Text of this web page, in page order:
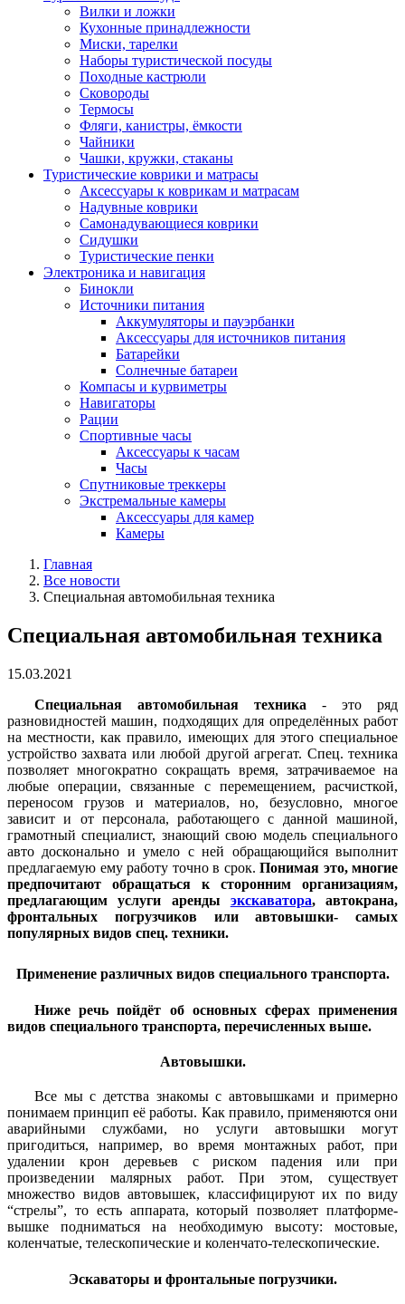
Вилки и ложки
Кухонные принадлежности
Миски, тарелки
Наборы туристической посуды
Походные кастрюли
Сковороды
Термосы
Фляги, канистры, ёмкости
Чайники
Чашки, кружки, стаканы
Туристические коврики и матрасы
Аксессуары к коврикам и матрасам
Надувные коврики
Самонадувающиеся коврики
Сидушки
Туристические пенки
Электроника и навигация
Бинокли
Источники питания
Аккумуляторы и пауэрбанки
Аксессуары для источников питания
Батарейки
Солнечные батареи
Компасы и курвиметры
Навигаторы
Рации
Спортивные часы
Аксессуары к часам
Часы
Спутниковые треккеры
Экстремальные камеры
Аксессуары для камер
Камеры
Главная
Все новости
Специальная автомобильная техника
Специальная автомобильная техника
15.03.2021
Специальная автомобильная техника - это ряд
разновидностей машин, подходящих для определённых работ
на местности, как правило, имеющих для этого специальное
устройство захвата или любой другой агрегат. Спец. техника
позволяет многократно сокращать время, затрачиваемое на
любые операции, связанные с перемещением, расчисткой,
переносом грузов и материалов, но, безусловно, многое
зависит и от персонала, работающего с данной машиной,
грамотный специалист, знающий свою модель специального
авто досконально и умело с ней обращающийся выполнит
предлагаемую ему работу точно в срок. Понимая это, многие
предпочитают обращаться к сторонним организациям,
предлагающим услуги аренды экскаватора, автокрана,
фронтальных погрузчиков или автовышки- самых
популярных видов спец. техники.
Применение различных видов специального транспорта.
Ниже речь пойдёт об основных сферах применения
видов специального транспорта, перечисленных выше.
Автовышки.
Все мы с детства знакомы с автовышками и примерно
понимаем принцип её работы. Как правило, применяются они
аварийными службами, но услуги автовышки могут
пригодиться, например, во время монтажных работ, при
удалении крон деревьев с риском падения или при
произведении малярных работ. При этом, существует
множество видов автовышек, классифицируют их по виду
“стрелы”, то есть аппарата, который позволяет платформе-
вышке подниматься на необходимую высоту: мостовые,
коленчатые, телескопические и коленчато-телескопические.
Эскаваторы и фронтальные погрузчики.